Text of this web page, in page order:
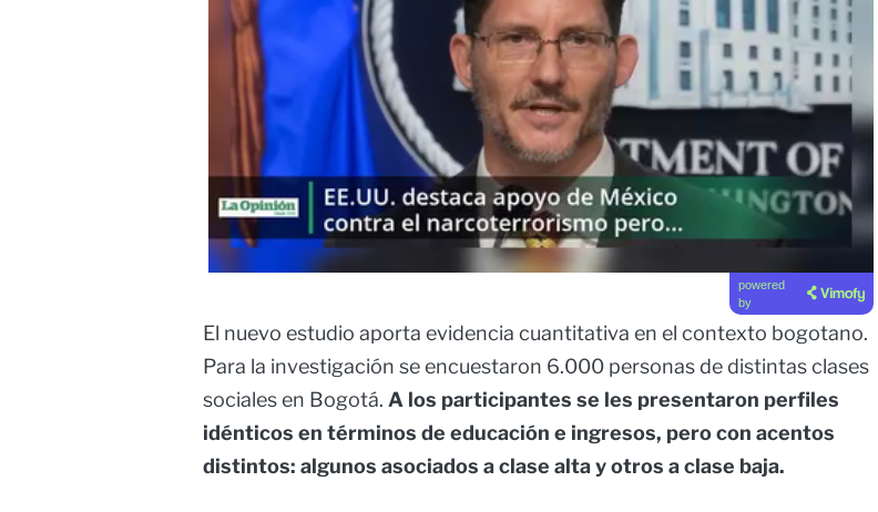
powered
by
El nuevo estudio aporta evidencia cuantitativa en el contexto bogotano.
Para la investigación se encuestaron 6.000 personas de distintas clases
sociales en Bogotá. A los participantes se les presentaron perfiles
idénticos en términos de educación e ingresos, pero con acentos
distintos: algunos asociados a clase alta y otros a clase baja.